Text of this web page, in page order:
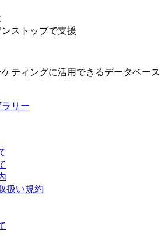
ストップで支援
ティングに活用できるデータベース
扱い規約